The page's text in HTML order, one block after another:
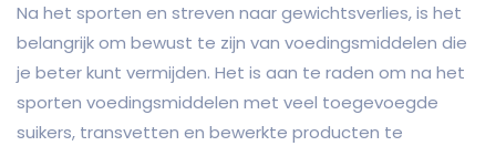
Na het sporten en streven naar gewichtsverlies, is het
belangrijk om bewust te zijn van voedingsmiddelen die
je beter kunt vermijden. Het is aan te raden om na het
sporten voedingsmiddelen met veel toegevoegde
suikers, transvetten en bewerkte producten te